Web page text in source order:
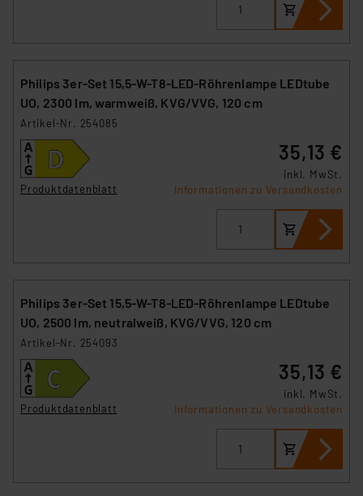
Philips 3er-Set 15,5-W-T8-LED-Röhrenlampe LEDtube
UO, 2300 lm, warmweiß, KVG/VVG, 120 cm
Artikel-Nr. 254085
Produktdatenblatt
35,13 €
inkl. MwSt.
Informationen zu Versandkosten
Philips 3er-Set 15,5-W-T8-LED-Röhrenlampe LEDtube
UO, 2500 lm, neutralweiß, KVG/VVG, 120 cm
Artikel-Nr. 254093
Produktdatenblatt
35,13 €
inkl. MwSt.
Informationen zu Versandkosten